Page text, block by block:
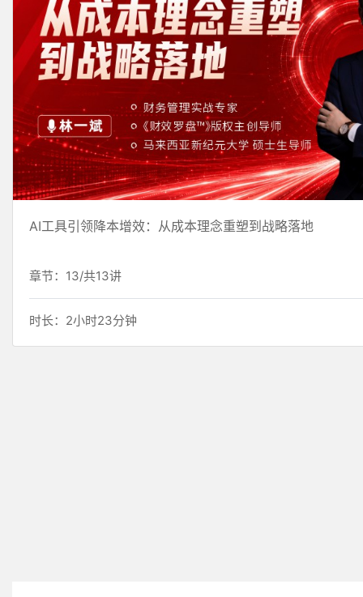
AI工具引领降本增效：从成本理念重塑到战略落地
章节：13/共13讲
时长：2小时23分钟